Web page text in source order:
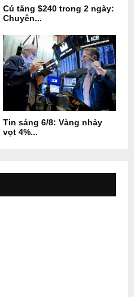
Cú tăng $240 trong 2 ngày:
Chuyên...
Tin sáng 6/8: Vàng nhảy
vọt 4%...